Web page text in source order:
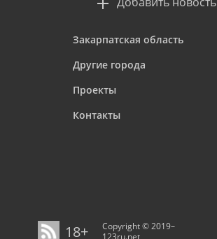
Закарпатская область
Другие города
Проекты
Контакты
18+
Copyright © 2019–
123ru.net